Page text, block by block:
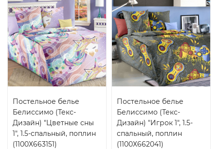
Постельное белье
Белиссимо (Текс-
Дизайн) "Цветные сны
1", 1.5-спальный, поплин
(1100Х663151)
Постельное белье
Белиссимо (Текс-
Дизайн) "Игрок 1", 1.5-
спальный, поплин
(1100Х662041)